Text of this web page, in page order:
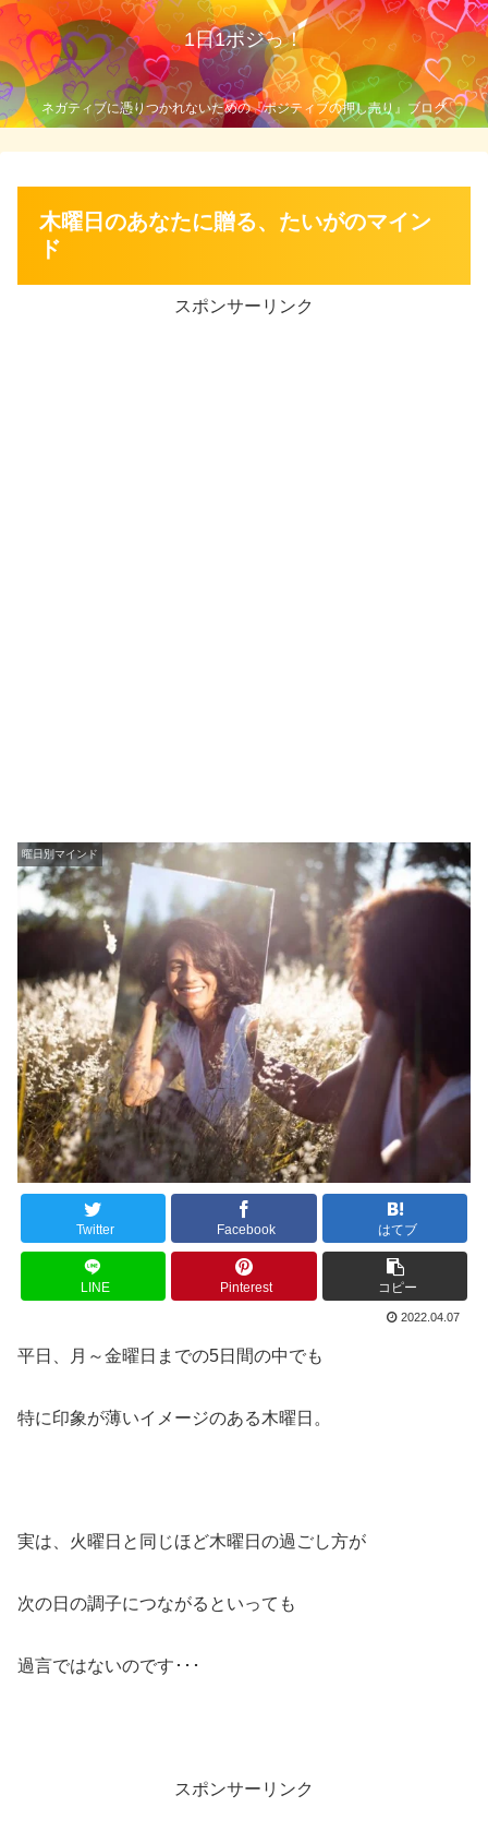
1日1ポジっ！
ネガティブに憑りつかれないための『ポジティブの押し売り』ブログ
木曜日のあなたに贈る、たいがのマイン
ド
スポンサーリンク
曜日別マインド
Twitter Facebook はてブ
LINE Pinterest コピー
2022.04.07
平日、月～金曜日までの5日間の中でも
特に印象が薄いイメージのある木曜日。
実は、火曜日と同じほど木曜日の過ごし方が
次の日の調子につながるといっても
過言ではないのです･･･
スポンサーリンク